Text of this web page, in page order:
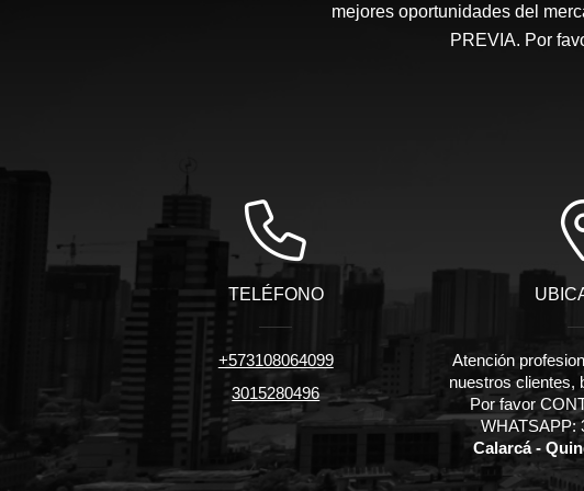
mejores oportunidades del
PREVIA. Por
TELÉFONO
+573108064099
3015280496
Atención
nuestros clientes,
Por favor
WHATSAPP:
Calarcá -